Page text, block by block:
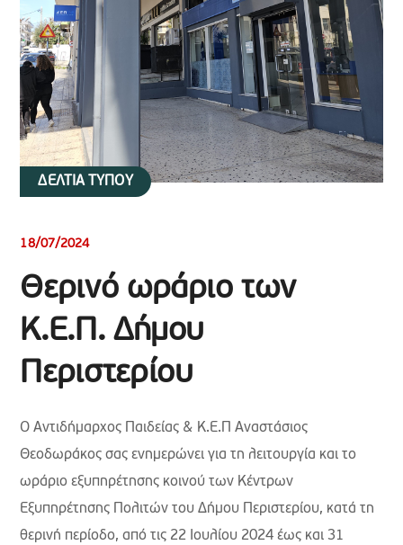
ΔΕΛΤΙΑ ΤΥΠΟΥ
18/07/2024
Θερινό ωράριο των
Κ.Ε.Π. Δήμου
Περιστερίου
Ο Αντιδήμαρχος Παιδείας & Κ.Ε.Π Αναστάσιος
Θεοδωράκος σας ενημερώνει για τη λειτουργία και το
ωράριο εξυπηρέτησης κοινού των Κέντρων
Εξυπηρέτησης Πολιτών του Δήμου Περιστερίου, κατά τη
θερινή περίοδο, από τις 22 Ιουλίου 2024 έως και 31